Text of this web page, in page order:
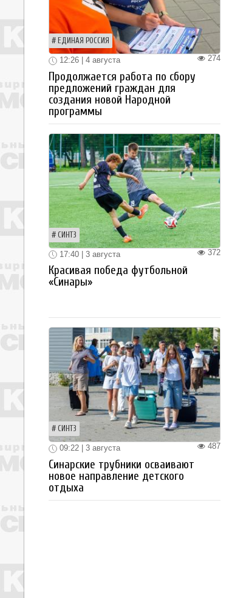
ЕДИНАЯ РОССИЯ
274
12:26 | 4 августа
Продолжается работа по сбору
предложений граждан для
создания новой Народной
программы
СИНТЗ
372
17:40 | 3 августа
Красивая победа футбольной
«Синары»
СИНТЗ
487
09:22 | 3 августа
Синарские трубники осваивают
новое направление детского
отдыха